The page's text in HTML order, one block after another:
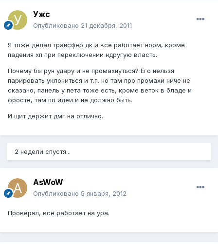
Ужс
Опубликовано 21 декабря, 2011
Я тоже делал трансфер дк и все работает норм, кроме
падения хп при переключении ндругую власть.
Почему бы рун удару и не промахнуться? Его нельзя
парировать уклониться и т.п. но там про промахи ниче не
сказано, панель у пета тоже есть, кроме веток в бладе и
фросте, там по идеи и не должно быть.
И щит держит дмг на отлично.
2 недели спустя...
AsWoW
Опубликовано 5 января, 2012
Проверял, всё работает на ура.